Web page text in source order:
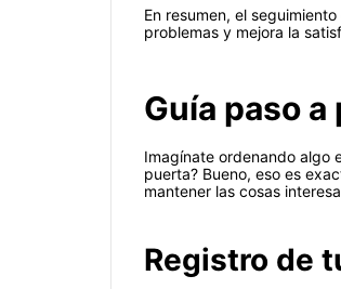
En resumen, el
problemas y mejora la
Guía paso
Imagínate ordenando algo
puerta? Bueno, eso es
mantener las cosas
Registro de